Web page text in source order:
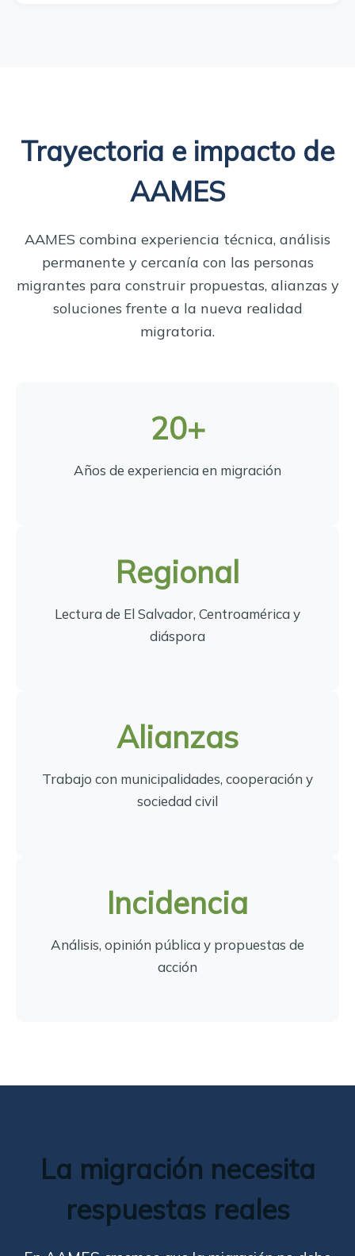
Trayectoria e impacto de
AAMES
AAMES combina experiencia técnica, análisis
permanente y cercanía con las personas
migrantes para construir propuestas, alianzas y
soluciones frente a la nueva realidad
migratoria.
20+
Años de experiencia en migración
Regional
Lectura de El Salvador, Centroamérica y
diáspora
Alianzas
Trabajo con municipalidades, cooperación y
sociedad civil
Incidencia
Análisis, opinión pública y propuestas de
acción
La migración necesita
respuestas reales